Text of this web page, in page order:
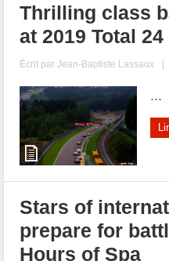
Thrilling class
at 2019 Total
Écrit parJean-Baptiste Lassaux |
...
Stars of
prepare for
Hours of Spa